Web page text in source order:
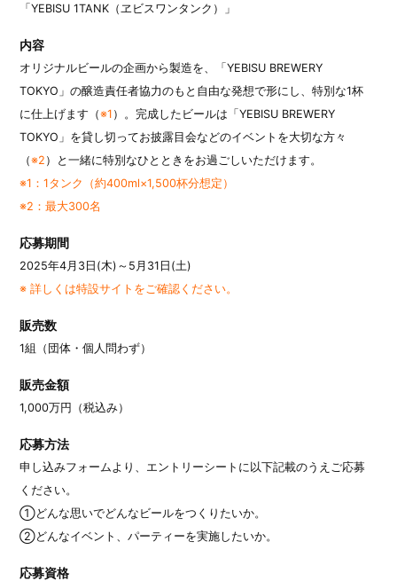
「YEBISU 1TANK（ヱビスワンタンク）」
内容
オリジナルビールの企画から製造を、「YEBISU BREWERY
TOKYO」の醸造責任者協力のもと自由な発想で形にし、特別な1杯
に仕上げます（※1 ）。完成したビールは「YEBISU BREWERY
TOKYO」を貸し切ってお披露目会などのイベントを大切な方々
（※2 ）と一緒に特別なひとときをお過ごしいただけます。
※1：1タンク（約400ml×1,500杯分想定）
※2：最大300名
応募期間
2025年4月3日(木)～5月31日(土)
※ 詳しくは特設サイトをご確認ください。
販売数
1組（団体・個人問わず）
販売金額
1,000万円（税込み）
応募方法
申し込みフォームより、エントリーシートに以下記載のうえご応募
ください。
①どんな思いでどんなビールをつくりたいか。
②どんなイベント、パーティーを実施したいか。
応募資格